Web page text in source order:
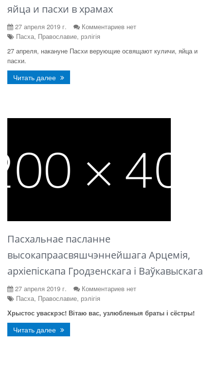
яйца и пасхи в храмах
27 апреля 2019 г.
Комментариев нет
Пасха, Православие, рэлігія
27 апреля, накануне Пасхи верующие освящают куличи, яйца и
пасхи.
Читать далее
Пасхальнае пасланне
высокапраасвяшчэннейшага Арцемія,
архіепіскапа Гродзенскага і Ваўкавыскага
27 апреля 2019 г.
Комментариев нет
Пасха, Православие, рэлігія
Хрыстос уваскрэс! Вітаю вас, узлюбленыя браты і сёстры!
Читать далее